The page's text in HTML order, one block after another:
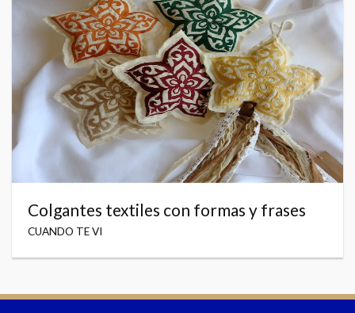
Colgantes textiles con formas y frases
CUANDO TE VI